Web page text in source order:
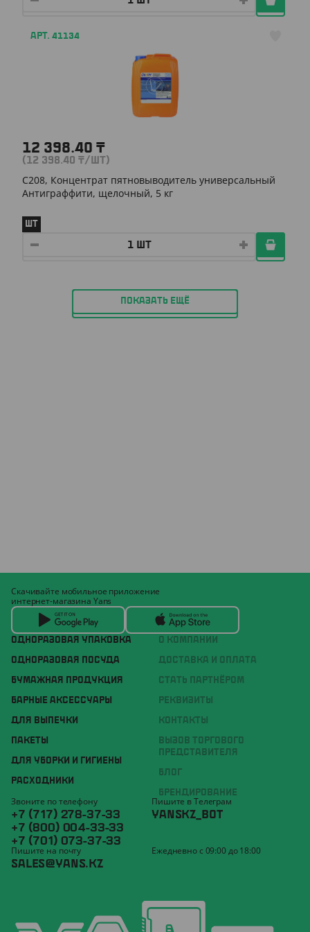
АРТ. 41134
12 398.40 ₸
(12 398.40 ₸/ШТ)
С208, Концентрат пятновыводитель универсальный
Антиграффити, щелочный, 5 кг
ШТ
ПОКАЗАТЬ ЕЩЁ
ОДНОРАЗОВАЯ УПАКОВКА
ОДНОРАЗОВАЯ ПОСУДА
БУМАЖНАЯ ПРОДУКЦИЯ
БАРНЫЕ АКСЕССУАРЫ
ДЛЯ ВЫПЕЧКИ
ПАКЕТЫ
ДЛЯ УБОРКИ И ГИГИЕНЫ
РАСХОДНИКИ
О КОМПАНИИ
ДОСТАВКА И ОПЛАТА
СТАТЬ ПАРТНЁРОМ
РЕКВИЗИТЫ
КОНТАКТЫ
ВЫЗОВ ТОРГОВОГО
ПРЕДСТАВИТЕЛЯ
БЛОГ
БРЕНДИРОВАНИЕ
Скачивайте мобильное приложение
интернет-магазина Yans
Звоните по телефону
+7 (717) 278-37-33
+7 (800) 004-33-33
+7 (701) 073-37-33
Пишите в Телеграм
YANSKZ_BOT
Пишите на почту
SALES@YANS.KZ
Ежедневно с 09:00 до 18:00